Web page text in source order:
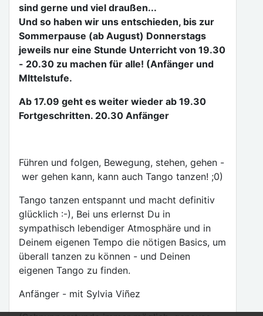
sind gerne und viel draußen...
Und so haben wir uns entschieden, bis zur
Sommerpause (ab August) Donnerstags
jeweils nur eine Stunde Unterricht von 19.30
- 20.30 zu machen für alle! (Anfänger und
MIttelstufe.
Ab 17.09 geht es weiter wieder ab 19.30
Fortgeschritten. 20.30 Anfänger
Führen und folgen, Bewegung, stehen, gehen -
wer gehen kann, kann auch Tango tanzen! ;0)
Tango tanzen entspannt und macht definitiv
glücklich :-), Bei uns erlernst Du in
sympathisch lebendiger Atmosphäre und in
Deinem eigenen Tempo die nötigen Basics, um
überall tanzen zu können - und Deinen
eigenen Tango zu finden.
​Anfänger - mit Sylvia Viñez